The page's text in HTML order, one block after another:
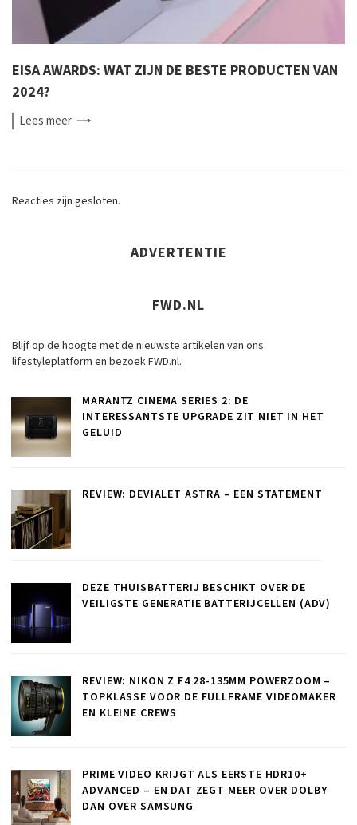
EISA AWARDS: WAT ZIJN DE BESTE PRODUCTEN VAN
2024?
Leesmeer
Reacties zijn gesloten.
ADVERTENTIE
FWD.NL
Blijf op de hoogte met de nieuwste artikelen van ons
lifestyleplatform en bezoek FWD.nl.
MARANTZ CINEMA SERIES 2: DE
INTERESSANTSTE UPGRADE ZIT NIET IN HET
GELUID
REVIEW: DEVIALET ASTRA – EEN STATEMENT
DEZE THUISBATTERIJ BESCHIKT OVER DE
VEILIGSTE GENERATIE BATTERIJCELLEN (ADV)
REVIEW: NIKON Z F4 28-135MM POWERZOOM –
TOPKLASSE VOOR DE FULLFRAME VIDEOMAKER
EN KLEINE CREWS
PRIME VIDEO KRIJGT ALS EERSTE HDR10+
ADVANCED – EN DAT ZEGT MEER OVER DOLBY
DAN OVER SAMSUNG